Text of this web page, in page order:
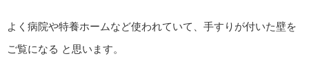
よく病院や特養ホームなど使われていて、手すりが付いた壁を
ご覧になる と思います。